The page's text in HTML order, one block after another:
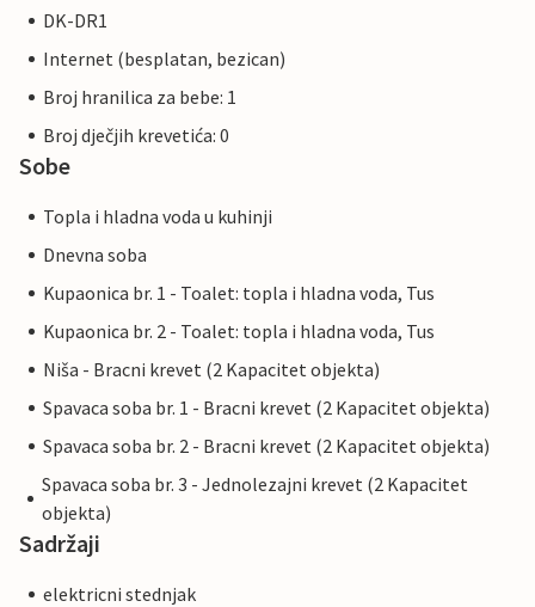
DK-DR1
Internet (besplatan, bezican)
Broj hranilica za bebe: 1
Broj dječjih krevetića: 0
Sobe
Topla i hladna voda u kuhinji
Dnevna soba
Kupaonica br. 1 - Toalet: topla i hladna voda, Tus
Kupaonica br. 2 - Toalet: topla i hladna voda, Tus
Niša - Bracni krevet (2 Kapacitet objekta)
Spavaca soba br. 1 - Bracni krevet (2 Kapacitet objekta)
Spavaca soba br. 2 - Bracni krevet (2 Kapacitet objekta)
Spavaca soba br. 3 - Jednolezajni krevet (2 Kapacitet
objekta)
Sadržaji
elektricni stednjak